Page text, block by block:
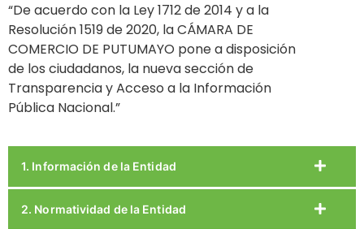
“De acuerdo con la Ley 1712 de 2014 y a la
Resolución 1519 de 2020, la CÁMARA DE
COMERCIO DE PUTUMAYO pone a disposición
de los ciudadanos, la nueva sección de
Transparencia y Acceso a la Información
Pública Nacional.”
1. Información de la Entidad
2. Normatividad de la Entidad